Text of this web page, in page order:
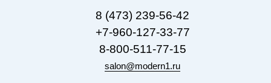
8 (473) 239-56-42
+7-960-127-33-77
8-800-511-77-15
salon@modern1.ru